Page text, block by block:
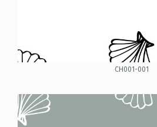
CH001-001